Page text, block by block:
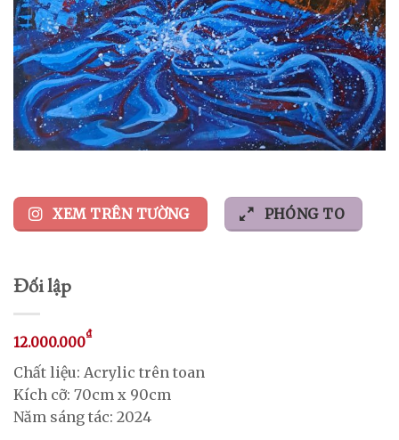
XEM TRÊN TƯỜNG PHÓNG TO
Đối lập
12.000.000₫
Chất liệu: Acrylic trên toan
Kích cỡ: 70cm x 90cm
Năm sáng tác: 2024